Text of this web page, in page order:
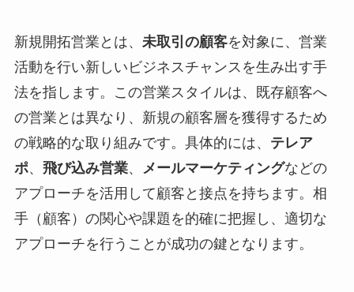
新規開拓営業とは、 未取引の顧客を対象に、営業
活動を行い新しいビジネスチャンスを生み出す手
法を指します。この営業スタイルは、既存顧客へ
の営業とは異なり、新規の顧客層を獲得するため
の戦略的な取り組みです。具体的には、 テレア
ポ、 飛び込み営業、 メールマーケティングなどの
アプローチを活用して顧客と接点を持ちます。相
手（顧客）の関心や課題を的確に把握し、適切な
アプローチを行うことが成功の鍵となります。